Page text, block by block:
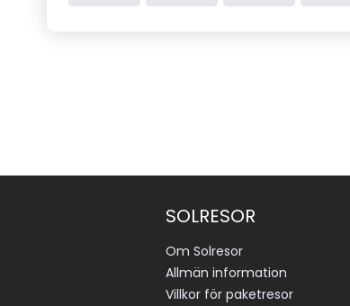
SOLRESOR
Om Solresor
Allmän information
Villkor för paketresor